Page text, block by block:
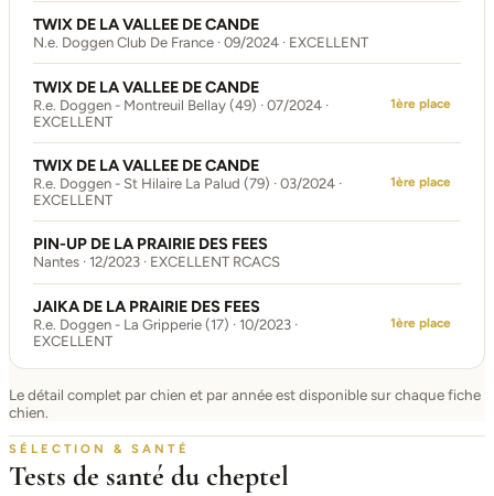
TWIX DE LA VALLEE DE CANDE
N.e. Doggen Club De France · 09/2024 · EXCELLENT
TWIX DE LA VALLEE DE CANDE
R.e. Doggen - Montreuil Bellay (49) · 07/2024 ·
EXCELLENT
1ère place
TWIX DE LA VALLEE DE CANDE
R.e. Doggen - St Hilaire La Palud (79) · 03/2024 ·
EXCELLENT
1ère place
PIN-UP DE LA PRAIRIE DES FEES
Nantes · 12/2023 · EXCELLENT RCACS
JAIKA DE LA PRAIRIE DES FEES
R.e. Doggen - La Gripperie (17) · 10/2023 ·
EXCELLENT
1ère place
Le détail complet par chien et par année est disponible sur chaque fiche
chien.
SÉLECTION & SANTÉ
Tests de santé du cheptel